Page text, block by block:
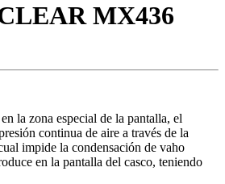
MX436
la zona especial de la pantalla, el
continua de aire a través de la
impide la condensación de vaho
en la pantalla del casco, teniendo